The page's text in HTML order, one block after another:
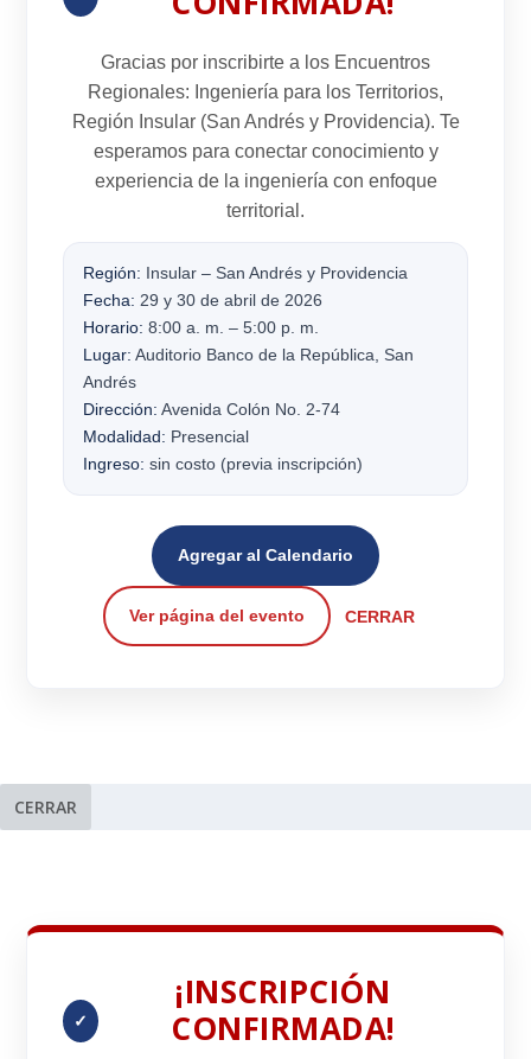
Gracias por inscribirte a los Encuentros
Regionales: Ingeniería para los Territorios,
Región Insular(San Andrés y Providencia). Te
esperamos para conectar conocimiento y
experiencia de la ingeniería con enfoque
territorial.
Región: Insular – San Andrés y Providencia
Fecha: 29 y 30 de abril de 2026
Horario: 8:00 a. m. – 5:00 p. m.
Lugar: Auditorio Banco de la República, San
Andrés
Dirección: Avenida Colón No. 2-74
Modalidad: Presencial
Ingreso: sin costo (previa inscripción)
Agregar al Calendario
Ver página del evento CERRAR
CERRAR
✓
¡INSCRIPCIÓN
CONFIRMADA!